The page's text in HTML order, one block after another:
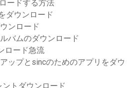
ードする方法
ダウンロード
ンロード
バムのダウンロード
ロード急流
ップとsincのためのアプリをダウ
ントダウンロード